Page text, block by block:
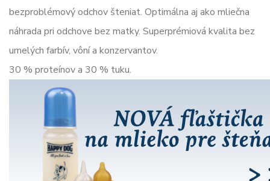
bezproblémový odchov šteniat. Optimálna aj ako mliečna
náhrada pri odchove bez matky. Superprémiová kvalita bez
umelých farbív, vôní a konzervantov.
30 % proteínov a 30 % tuku.